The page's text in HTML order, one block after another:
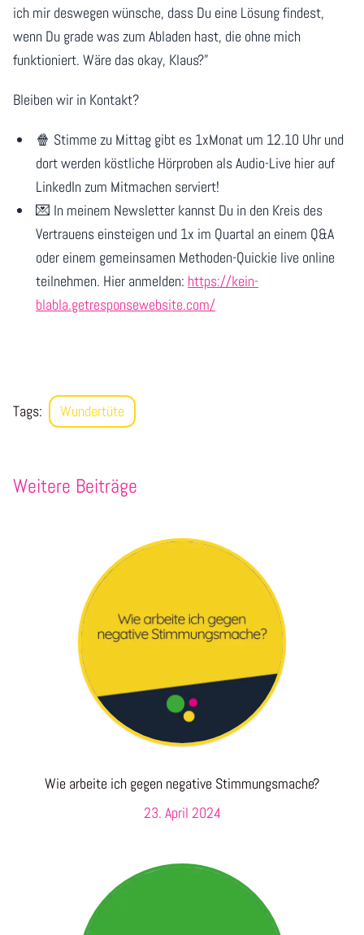
ich mir deswegen wünsche, dass Du eine Lösung findest,
wenn Du grade was zum Abladen hast, die ohne mich
funktioniert. Wäre das okay, Klaus?”
Bleiben wir in Kontakt?
🍿 Stimme zu Mittag gibt es 1xMonat um 12.10 Uhr und
dort werden köstliche Hörproben als Audio-Live hier auf
LinkedIn zum Mitmachen serviert!
💌 In meinem Newsletter kannst Du in den Kreis des
Vertrauens einsteigen und 1x im Quartal an einem Q&A
oder einem gemeinsamen Methoden-Quickie live online
teilnehmen. Hier anmelden: https://kein-
blabla.getresponsewebsite.com/
Tags: Wundertüte
Weitere Beiträge
Wie arbeite ich gegen negative Stimmungsmache?
23. April 2024